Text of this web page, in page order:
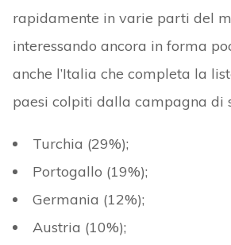
rapidamente in varie parti del
interessando ancora in forma
anche l’Italia che completa la
paesi colpiti dalla campagna di
Turchia (29%);
Portogallo (19%);
Germania (12%);
Austria (10%);